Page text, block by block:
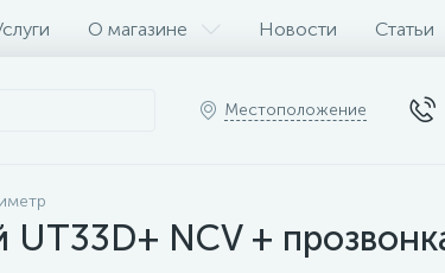
О магазине Новости Статьи
Местоположение
NCV +